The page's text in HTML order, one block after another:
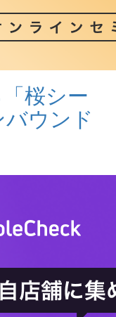
桜シー
ウンド